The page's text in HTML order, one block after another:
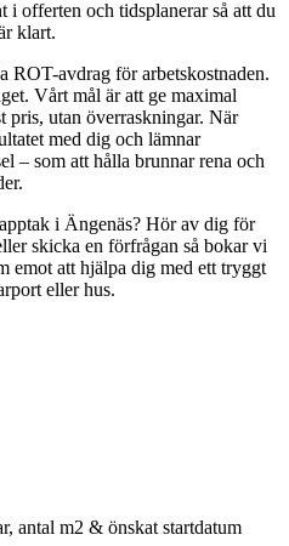
i offerten och tidsplanerar så att du
klart.
ROT-avdrag för arbetskostnaden.
Vårt mål är att ge maximal
pris, utan överraskningar. När
med dig och lämnar
– som att hålla brunnar rena och
i Ängenäs? Hör av dig för
skicka en förfrågan så bokar vi
emot att hjälpa dig med ett tryggt
eller hus.
antal m2 & önskat startdatum